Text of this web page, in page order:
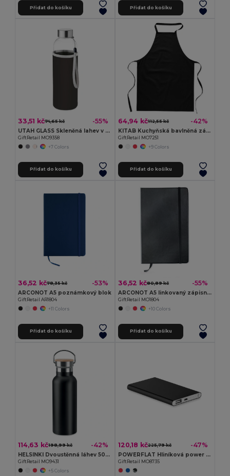
Přidat do košíku Přidat do košíku
33,51 kč74,65 kč -55%
UTAH GLASS Skleněná lahev v neoprenu
GiftRetail MO9358
+7 Colors
Přidat do košíku
64,94 kč112,55 kč -42%
KITAB Kuchyňská bavlněná zástěra
GiftRetail MO7251
+9 Colors
Přidat do košíku
36,52 kč78,35 kč -53%
ARCONOT A5 poznámkový blok
GiftRetail AR1804
+11 Colors
Přidat do košíku
36,52 kč80,89 kč -55%
ARCONOT A5 linkovaný zápisník
GiftRetail MO1804
+10 Colors
Přidat do košíku
114,63 kč198,99 kč -42%
HELSINKI Dvoustěnná láhev 500 ml
GiftRetail MO9431
+5 Colors
120,18 kč225,79 kč -47%
POWERFLAT Hliníková power banka 4000 Mah
GiftRetail MO8735